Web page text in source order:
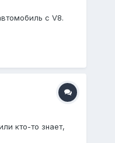
с V8.
кто-то знает,